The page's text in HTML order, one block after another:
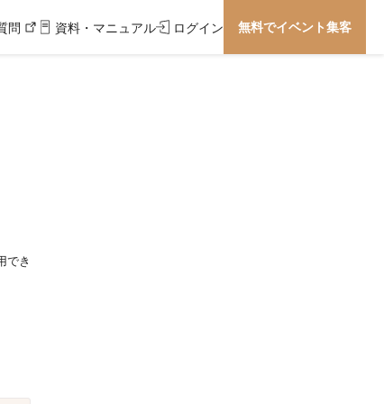
問 資料・マニュアル ログイン 無料でイベント集客
でき